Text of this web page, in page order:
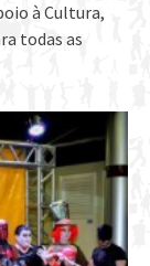
à Cultura,
todas as